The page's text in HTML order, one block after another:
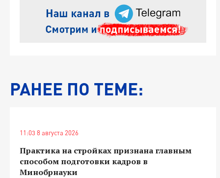
РАНЕЕ ПО ТЕМЕ:
11:03 8 августа 2026
Практика на стройках признана главным
способом подготовки кадров в
Минобрнауки